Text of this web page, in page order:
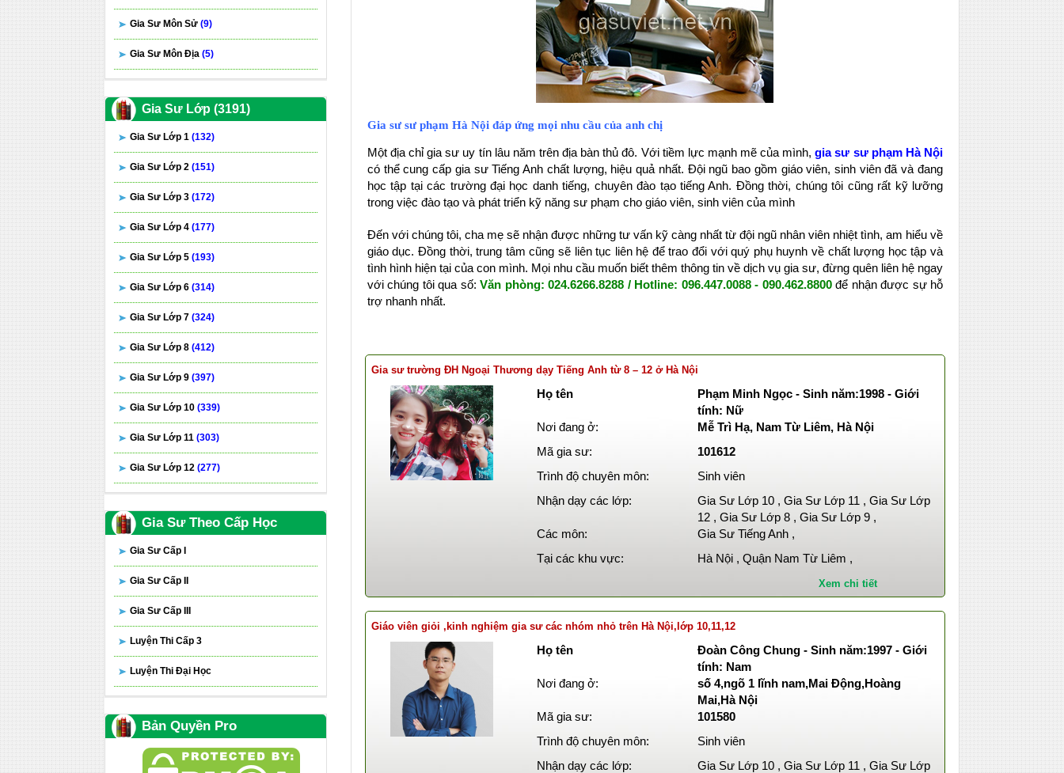
Gia sư sư phạm Hà Nội đáp ứng mọi nhu cầu của anh chị
Một địa chỉ gia sư uy tín lâu năm trên địa bàn thủ đô. Với tiềm lực mạnh mẽ của mình,gia sư sư phạm Hà Nội
có thể cung cấp gia sư Tiếng Anh chất lượng, hiệu quả nhất. Đội ngũ bao gồm giáo viên, sinh viên đã và đang
học tập tại các trường đại học danh tiếng, chuyên đào tạo tiếng Anh. Đồng thời, chúng tôi cũng rất kỹ lưỡng
trong việc đào tạo và phát triển kỹ năng sư phạm cho giáo viên, sinh viên của mình
Đến với chúng tôi, cha mẹ sẽ nhận được những tư vấn kỹ càng nhất từ đội ngũ nhân viên nhiệt tình, am hiểu về
giáo dục. Đồng thời, trung tâm cũng sẽ liên tục liên hệ để trao đổi với quý phụ huynh về chất lượng học tập và
tình hình hiện tại của con mình. Mọinhu cầu muốn biết thêm thông tin về dịch vụ gia sư, đừng quên liên hệ ngay
với chúng tôi qua số:Văn phòng: 024.6266.8288 / Hotline: 096.447.0088 - 090.462.8800để nhận được sự hỗ
trợ nhanh nhất.
Gia sư trường ĐH Ngoại Thương dạy Tiếng Anh từ 8 – 12 ở Hà Nội
Họ tên
Phạm Minh Ngọc - Sinh năm:1998 - Giới
tính: Nữ
Nơi đang ở:
Mễ Trì Hạ, Nam Từ Liêm, Hà Nội
Mã gia sư:
101612
Trình độ chuyên môn:
Sinh viên
Nhận dạy các lớp:
Gia Sư Lớp 10 , Gia Sư Lớp 11 , Gia Sư Lớp
12 , Gia Sư Lớp 8 , Gia Sư Lớp 9 ,
Các môn:
Gia Sư Tiếng Anh ,
Tại các khu vực:
Hà Nội , Quận Nam Từ Liêm ,
Xem chi tiết
Giáo viên giỏi ,kinh nghiệm gia sư các nhóm nhỏ trên Hà Nội,lớp 10,11,12
Họ tên
Đoàn Công Chung - Sinh năm:1997 - Giới
tính: Nam
Nơi đang ở:
số 4,ngõ 1 lĩnh nam,Mai Động,Hoàng
Mai,Hà Nội
Mã gia sư:
101580
Trình độ chuyên môn:
Sinh viên
Nhận dạy các lớp:
Gia Sư Lớp 10 , Gia Sư Lớp 11 , Gia Sư Lớp
Gia Sư Môn Sử (9)
Gia Sư Môn Địa (5)
Gia Sư Lớp (3191)
Gia Sư Lớp 1 (132)
Gia Sư Lớp 2 (151)
Gia Sư Lớp 3 (172)
Gia Sư Lớp 4 (177)
Gia Sư Lớp 5 (193)
Gia Sư Lớp 6 (314)
Gia Sư Lớp 7 (324)
Gia Sư Lớp 8 (412)
Gia Sư Lớp 9 (397)
Gia Sư Lớp 10 (339)
Gia Sư Lớp 11 (303)
Gia Sư Lớp 12 (277)
Gia Sư Theo Cấp Học
Gia Sư Cấp I
Gia Sư Cấp II
Gia Sư Cấp III
Luyện Thi Cấp 3
Luyện Thi Đại Học
Bản Quyền Pro